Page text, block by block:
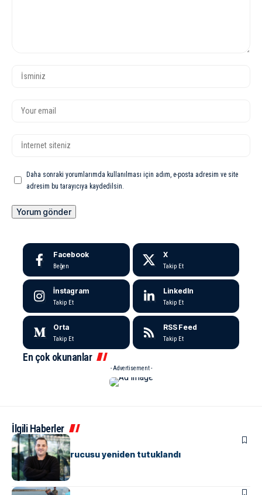
Daha sonraki yorumlarımda kullanılması için adım, e-posta adresim ve site
adresim bu tarayıcıya kaydedilsin.
Facebook
Beğen
X
Takip Et
İnstagram
Takip Et
LinkedIn
Takip Et
Orta
Takip Et
RSS Feed
Takip Et
En çok okunanlar
- Advertisement -
İlgili Haberler
ASAYIŞ
Papara’nın kurucusu yeniden tutuklandı
ASAYIŞ